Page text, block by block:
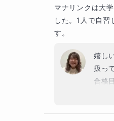
といったように
こうしたステッ
問題や応用問題
③｜質問しやす
分からないこと
考えています。
中高一貫校では
マナリンクは大
した。1人で自習
す。
嬉し
扱っ
合格